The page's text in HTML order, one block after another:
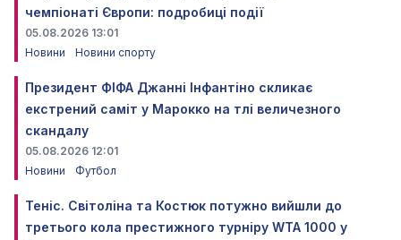
чемпіонаті Європи: подробиці події
05.08.2026 13:01
Новини
Новини спорту
Президент ФІФА Джанні Інфантіно скликає
екстрений саміт у Марокко на тлі величезного
скандалу
05.08.2026 12:01
Новини
Футбол
Теніс. Світоліна та Костюк потужно вийшли до
третього кола престижного турніру WTA 1000 у